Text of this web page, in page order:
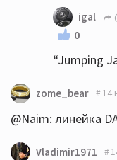
igal
0
“Jumping
zome_bear 14
@Naim: линейка
Vladimir1971